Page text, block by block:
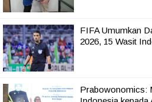
FIFA Umumkan
2026, 15 Wasit
Prabowonomics: